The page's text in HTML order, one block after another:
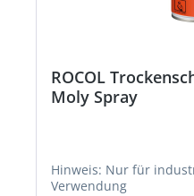
ROCOL
Moly Spray
Hinweis: Nur für industrielle
Verwendung